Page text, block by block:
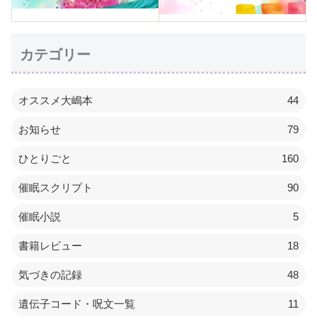
カテゴリー
オススメ大嶋本 44
お知らせ 79
ひとりごと 160
催眠スクリプト 90
催眠小説 5
書籍レビュー 18
気づきの記録 48
遺伝子コード・呪文一覧 11